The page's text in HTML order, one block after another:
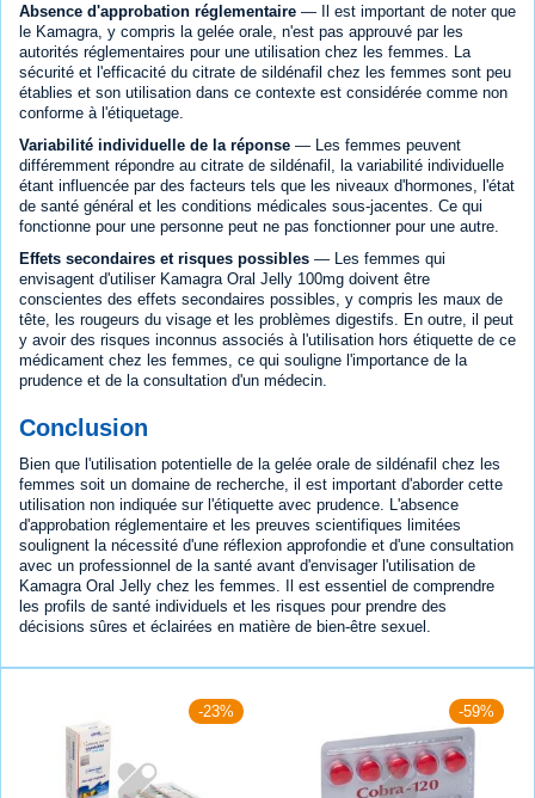
Absence d'approbation réglementaire — Il est important de noter que
le Kamagra, y compris la gelée orale, n'est pas approuvé par les
autorités réglementaires pour une utilisation chez les femmes. La
sécurité et l'efficacité du citrate de sildénafil chez les femmes sont peu
établies et son utilisation dans ce contexte est considérée comme non
conforme à l'étiquetage.
Variabilité individuelle de la réponse — Les femmes peuvent
différemment répondre au citrate de sildénafil, la variabilité individuelle
étant influencée par des facteurs tels que les niveaux d'hormones, l'état
de santé général et les conditions médicales sous-jacentes. Ce qui
fonctionne pour une personne peut ne pas fonctionner pour une autre.
Effets secondaires et risques possibles — Les femmes qui
envisagent d'utiliser Kamagra Oral Jelly 100mg doivent être
conscientes des effets secondaires possibles, y compris les maux de
tête, les rougeurs du visage et les problèmes digestifs. En outre, il peut
y avoir des risques inconnus associés à l'utilisation hors étiquette de ce
médicament chez les femmes, ce qui souligne l'importance de la
prudence et de la consultation d'un médecin.
Conclusion
Bien que l'utilisation potentielle de la gelée orale de sildénafil chez les
femmes soit un domaine de recherche, il est important d'aborder cette
utilisation non indiquée sur l'étiquette avec prudence. L'absence
d'approbation réglementaire et les preuves scientifiques limitées
soulignent la nécessité d'une réflexion approfondie et d'une consultation
avec un professionnel de la santé avant d'envisager l'utilisation de
Kamagra Oral Jelly chez les femmes. Il est essentiel de comprendre
les profils de santé individuels et les risques pour prendre des
décisions sûres et éclairées en matière de bien-être sexuel.
-23% -59%